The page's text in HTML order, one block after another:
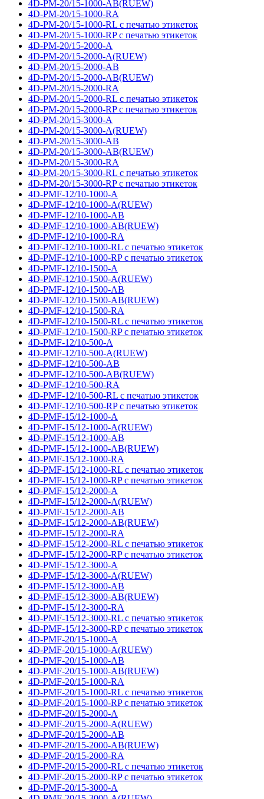
4D-PM-20/15-1000-AB(RUEW)
4D-PM-20/15-1000-RA
4D-PM-20/15-1000-RL с печатью этикеток
4D-PM-20/15-1000-RP с печатью этикеток
4D-PM-20/15-2000-A
4D-PM-20/15-2000-A(RUEW)
4D-PM-20/15-2000-AB
4D-PM-20/15-2000-AB(RUEW)
4D-PM-20/15-2000-RA
4D-PM-20/15-2000-RL с печатью этикеток
4D-PM-20/15-2000-RP с печатью этикеток
4D-PM-20/15-3000-A
4D-PM-20/15-3000-A(RUEW)
4D-PM-20/15-3000-AB
4D-PM-20/15-3000-AB(RUEW)
4D-PM-20/15-3000-RA
4D-PM-20/15-3000-RL с печатью этикеток
4D-PM-20/15-3000-RP с печатью этикеток
4D-PMF-12/10-1000-A
4D-PMF-12/10-1000-A(RUEW)
4D-PMF-12/10-1000-AB
4D-PMF-12/10-1000-AB(RUEW)
4D-PMF-12/10-1000-RA
4D-PMF-12/10-1000-RL с печатью этикеток
4D-PMF-12/10-1000-RP с печатью этикеток
4D-PMF-12/10-1500-A
4D-PMF-12/10-1500-A(RUEW)
4D-PMF-12/10-1500-AB
4D-PMF-12/10-1500-AB(RUEW)
4D-PMF-12/10-1500-RA
4D-PMF-12/10-1500-RL с печатью этикеток
4D-PMF-12/10-1500-RP с печатью этикеток
4D-PMF-12/10-500-A
4D-PMF-12/10-500-A(RUEW)
4D-PMF-12/10-500-AB
4D-PMF-12/10-500-AB(RUEW)
4D-PMF-12/10-500-RA
4D-PMF-12/10-500-RL с печатью этикеток
4D-PMF-12/10-500-RP с печатью этикеток
4D-PMF-15/12-1000-A
4D-PMF-15/12-1000-A(RUEW)
4D-PMF-15/12-1000-AB
4D-PMF-15/12-1000-AB(RUEW)
4D-PMF-15/12-1000-RA
4D-PMF-15/12-1000-RL с печатью этикеток
4D-PMF-15/12-1000-RP с печатью этикеток
4D-PMF-15/12-2000-A
4D-PMF-15/12-2000-A(RUEW)
4D-PMF-15/12-2000-AB
4D-PMF-15/12-2000-AB(RUEW)
4D-PMF-15/12-2000-RA
4D-PMF-15/12-2000-RL с печатью этикеток
4D-PMF-15/12-2000-RP с печатью этикеток
4D-PMF-15/12-3000-A
4D-PMF-15/12-3000-A(RUEW)
4D-PMF-15/12-3000-AB
4D-PMF-15/12-3000-AB(RUEW)
4D-PMF-15/12-3000-RA
4D-PMF-15/12-3000-RL с печатью этикеток
4D-PMF-15/12-3000-RP с печатью этикеток
4D-PMF-20/15-1000-A
4D-PMF-20/15-1000-A(RUEW)
4D-PMF-20/15-1000-AB
4D-PMF-20/15-1000-AB(RUEW)
4D-PMF-20/15-1000-RA
4D-PMF-20/15-1000-RL с печатью этикеток
4D-PMF-20/15-1000-RP с печатью этикеток
4D-PMF-20/15-2000-A
4D-PMF-20/15-2000-A(RUEW)
4D-PMF-20/15-2000-AB
4D-PMF-20/15-2000-AB(RUEW)
4D-PMF-20/15-2000-RA
4D-PMF-20/15-2000-RL с печатью этикеток
4D-PMF-20/15-2000-RP с печатью этикеток
4D-PMF-20/15-3000-A